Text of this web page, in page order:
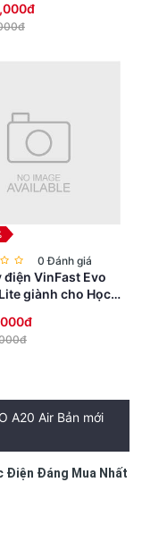
0 Đánh giá
điện VinFast Evo
giành cho Học
A20 Air Bản mới
Điện Đáng Mua Nhất